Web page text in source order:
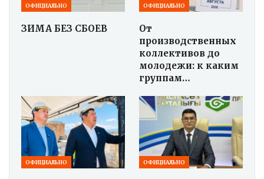
ОФИЦИАЛЬНО
ЗИМА БЕЗ СБОЕВ
ОФИЦИАЛЬНО
От
производственных
коллективов до
молодежи: к каким
группам…
ОФИЦИАЛЬНО ОФИЦИАЛЬНО